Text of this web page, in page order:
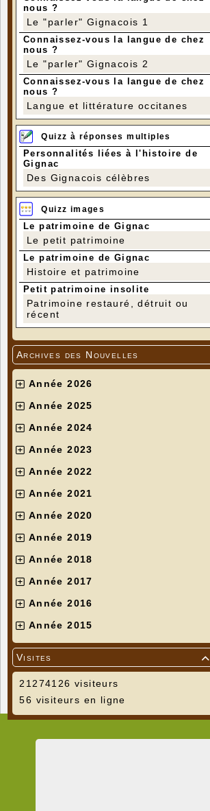
nous ?
Le "parler" Gignacois 1
Connaissez-vous la langue de chez
nous ?
Le "parler" Gignacois 2
Connaissez-vous la langue de chez
nous ?
Langue et littérature occitanes
Quizz à réponses multiples
Personnalités liées à l'histoire de
Gignac
Des Gignacois célèbres
Quizz images
Le patrimoine de Gignac
Le petit patrimoine
Le patrimoine de Gignac
Histoire et patrimoine
Petit patrimoine insolite
Patrimoine restauré, détruit ou
récent
Archives des Nouvelles
Année 2026
Année 2025
Année 2024
Année 2023
Année 2022
Année 2021
Année 2020
Année 2019
Année 2018
Année 2017
Année 2016
Année 2015

Visites
21274126 visiteurs
56 visiteurs en ligne